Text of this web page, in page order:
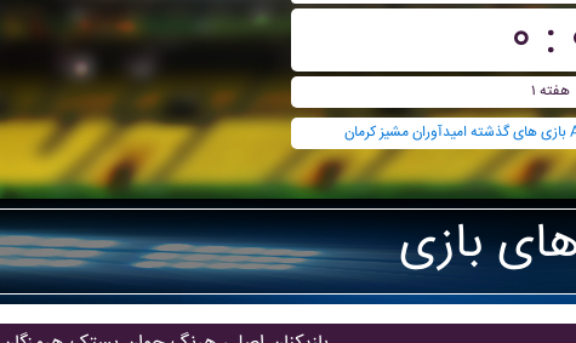
: ۰
هفته ۱
بازی